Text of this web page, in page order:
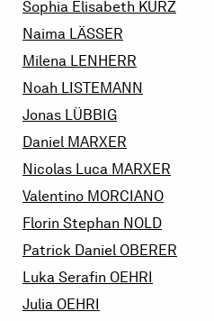
Sophia Elisabeth KURZ
Naima LÄSSER
Milena LENHERR
Noah LISTEMANN
Jonas LÜBBIG
Daniel MARXER
Nicolas Luca MARXER
Valentino MORCIANO
Florin Stephan NOLD
Patrick Daniel OBERER
Luka Serafin OEHRI
Julia OEHRI